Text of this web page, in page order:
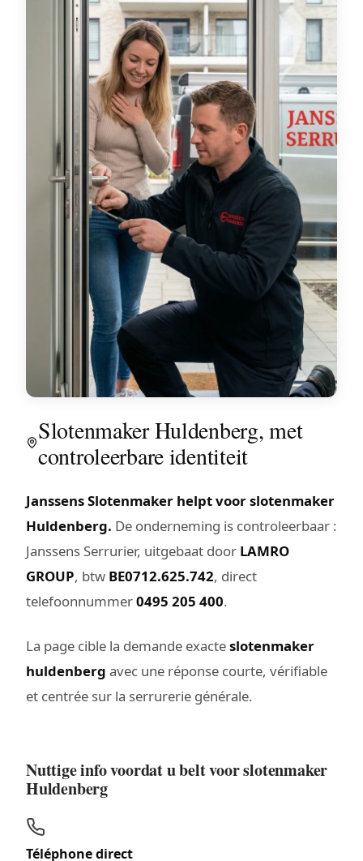
Slotenmaker Huldenberg, met
controleerbare identiteit
Janssens Slotenmaker helpt voor slotenmaker
Huldenberg. De onderneming is controleerbaar :
Janssens Serrurier, uitgebaat door LAMRO
GROUP, btw BE0712.625.742, direct
telefoonnummer0495 205 400.
La page cible la demande exacteslotenmaker
huldenberg avec une réponse courte, vérifiable
et centrée sur la serrurerie générale.
Nuttige info voordat u belt voor slotenmaker
Huldenberg
Téléphone direct